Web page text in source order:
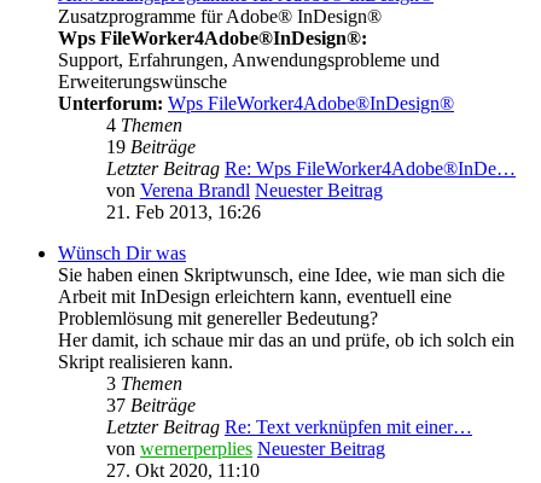
Zusatzprogramme für Adobe® InDesign®
Wps FileWorker4Adobe®InDesign®:
Support, Erfahrungen, Anwendungsprobleme und
Erweiterungswünsche
Unterforum: Wps FileWorker4Adobe®InDesign®
4 Themen
19 Beiträge
Letzter Beitrag Re: Wps FileWorker4Adobe®InDe…
von Verena Brandl Neuester Beitrag
21. Feb 2013, 16:26
Wünsch Dir was
Sie haben einen Skriptwunsch, eine Idee, wie man sich die
Arbeit mit InDesign erleichtern kann, eventuell eine
Problemlösung mit genereller Bedeutung?
Her damit, ich schaue mir das an und prüfe, ob ich solch ein
Skript realisieren kann.
3 Themen
37 Beiträge
Letzter Beitrag Re: Text verknüpfen mit einer…
von wernerperplies Neuester Beitrag
27. Okt 2020, 11:10